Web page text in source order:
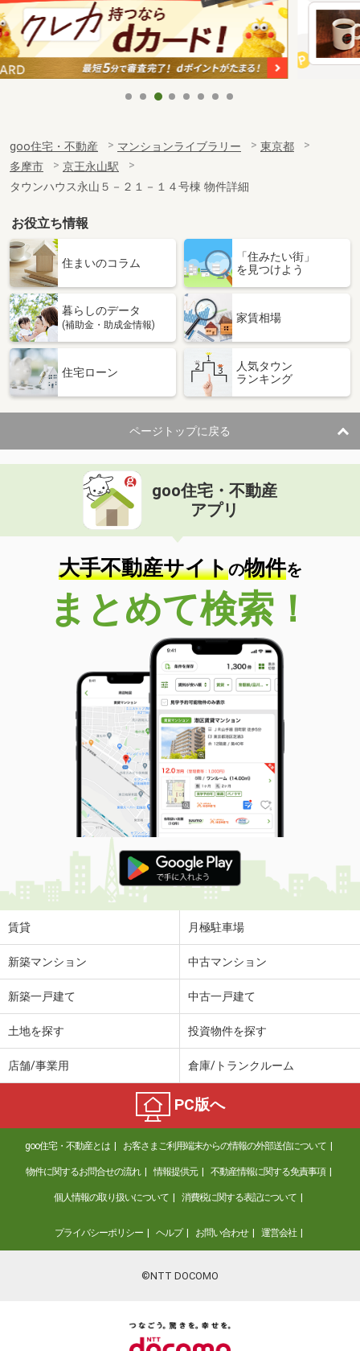
goo住宅・不動産 マンションライブラリー
東京都
多摩市
京王永山駅
タウンハウス永山５－２１－１４号棟 物件詳細
お役立ち情報
住まいのコラム
「住みたい街」
を見つけよう
暮らしのデータ
(補助金・助成金情報)
家賃相場
住宅ローン
人気タウン
ランキング
ページトップに戻る
goo住宅・不動産
アプリ
大手不動産サイトの物件を
まとめて検索！
賃貸 月極駐車場
新築マンション 中古マンション
新築一戸建て 中古一戸建て
土地を探す 投資物件を探す
店舗/事業用 倉庫/トランクルーム
PC版へ
goo住宅・不動産とは お客さまご利用端末からの情報の外部送信について
物件に関するお問合せの流れ 情報提供元 不動産情報に関する免責事項
個人情報の取り扱いについて 消費税に関する表記について
プライバシーポリシー ヘルプ お問い合わせ 運営会社
©NTT DOCOMO